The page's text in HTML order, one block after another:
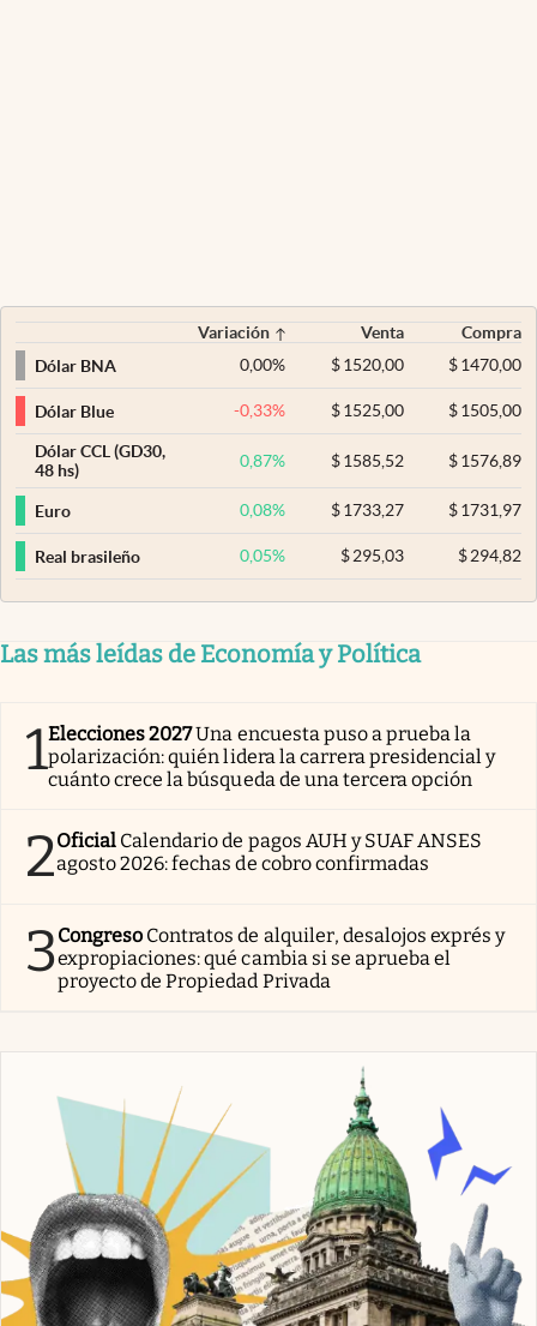
Variación Venta
Compra
Dólar BNA
0,00% $ 1520,00 $1470,00
Dólar Blue -0,33% $ 1525,00 $1505,00
Dólar CCL (GD30,
48 hs)
0,87% $ 1585,52 $1576,89
Euro 0,08% $ 1733,27 $1731,97
Real brasileño 0,05% $295,03 $294,82
Las más leídas de Economía y Política
1Elecciones 2027Una encuesta puso a prueba la
polarización: quién lidera la carrera presidencial y
cuánto crece la búsqueda de una tercera opción
2Oficial Calendario de pagos AUH y SUAF ANSES
agosto 2026: fechas de cobro confirmadas
3Congreso Contratos de alquiler, desalojos exprés y
expropiaciones: qué cambia si se aprueba el
proyecto de Propiedad Privada